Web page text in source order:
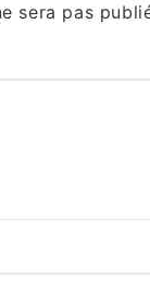
sera pas